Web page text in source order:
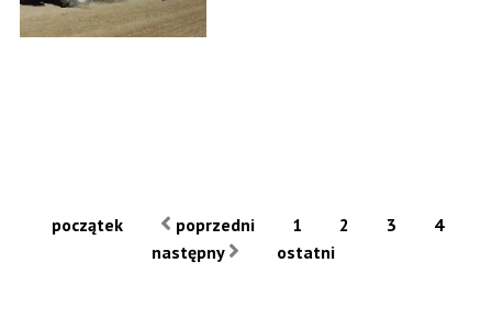
początek poprzedni 1 2 3
4
następny
ostatni